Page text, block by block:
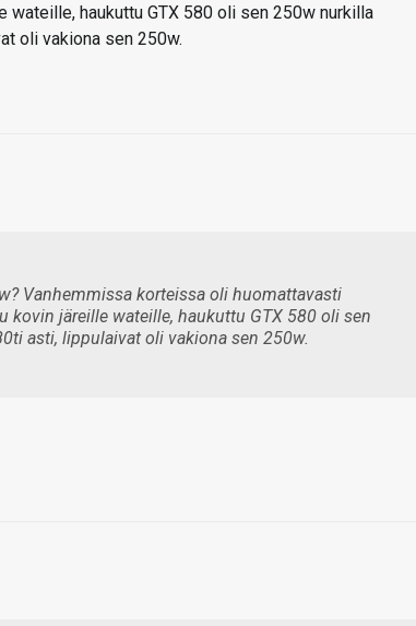
haukuttu GTX 580 oli sen 250w nurkilla
oli vakiona sen 250w.
Vanhemmissa korteissa oli huomattavasti
järeille wateille, haukuttu GTX 580 oli sen
asti, lippulaivat oli vakiona sen 250w.